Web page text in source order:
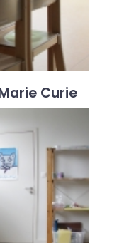
Marie Curie